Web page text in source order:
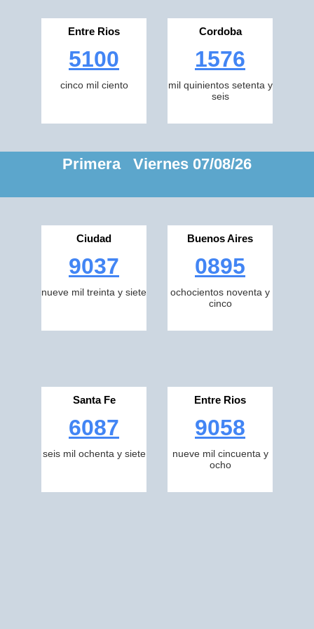
Entre Rios
5100
cinco mil ciento
Cordoba
1576
mil quinientos setenta y
seis
Primera Viernes 07/08/26
Ciudad
9037
nueve mil treinta y siete
Buenos Aires
0895
ochocientos noventa y
cinco
Santa Fe
6087
seis mil ochenta y siete
Entre Rios
9058
nueve mil cincuenta y
ocho